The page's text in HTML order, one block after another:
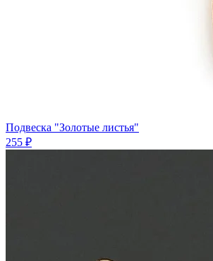
Подвеска "Золотые листья"
255 ₽